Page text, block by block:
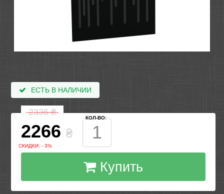
ЕСТЬ В НАЛИЧИИ
2336₴
2266 ₴
СКИДКИ: - 3%
КОЛ-ВО:
Купить